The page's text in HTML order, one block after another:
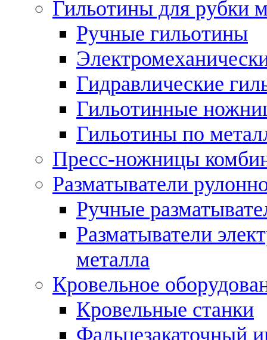
Гильотины для рубки
Ручные гильотины
Гидравлические
Гильотинные
Гильотины по
Пресс-ножницы
Разматыватели
Ручные
Разматыватели
металла
Кровельное
Кровельные станки
Фальцезакаточный